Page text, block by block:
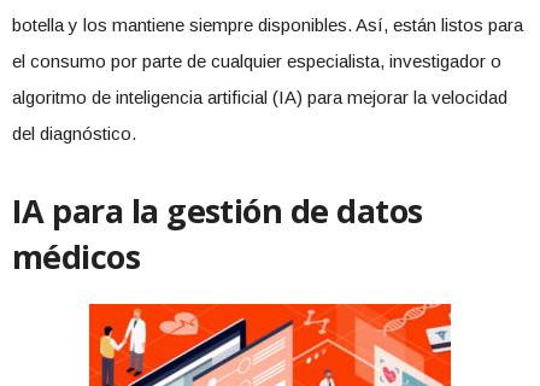
botella y los mantiene siempre disponibles. Así, están listos para
el consumo por parte de cualquier especialista, investigador o
algoritmo de inteligencia artificial (IA) para mejorar la velocidad
del diagnóstico.
IA para la gestión de datos
médicos